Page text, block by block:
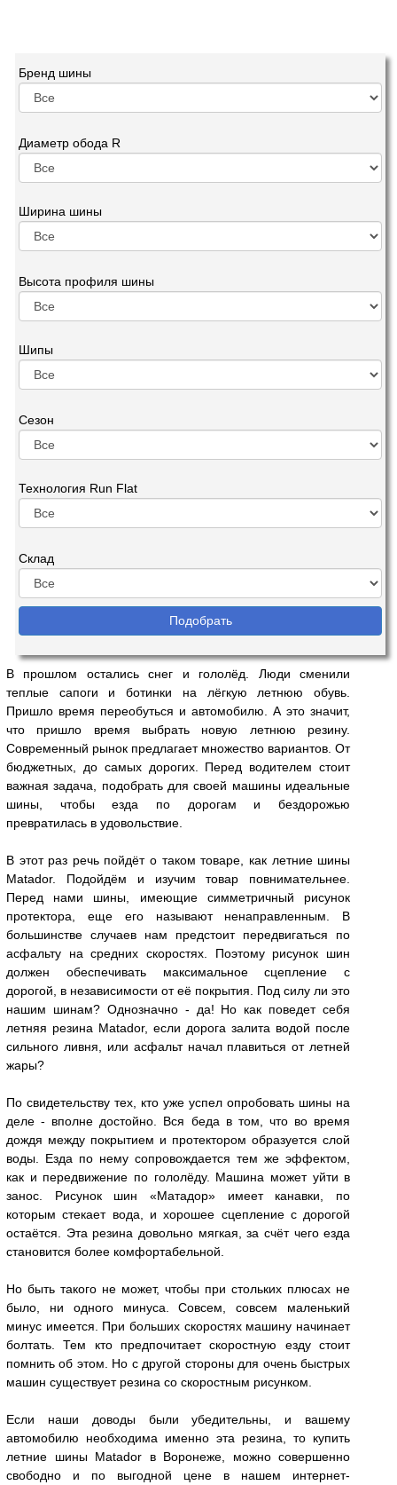
Бренд шины
Диаметр обода R
Ширина шины
Высота профиля шины
Шипы
Сезон
Технология Run Flat
Склад
В прошлом остались снег и гололёд. Люди сменили
теплые сапоги и ботинки на лёгкую летнюю обувь.
Пришло время переобуться и автомобилю. А это значит,
что пришло время выбрать новую летнюю резину.
Современный рынок предлагает множество вариантов. От
бюджетных, до самых дорогих. Перед водителем стоит
важная задача, подобрать для своей машины идеальные
шины, чтобы езда по дорогам и бездорожью
превратилась в удовольствие.
В этот раз речь пойдёт о таком товаре, как летние шины
Matador. Подойдём и изучим товар повнимательнее.
Перед нами шины, имеющие симметричный рисунок
протектора, еще его называют ненаправленным. В
большинстве случаев нам предстоит передвигаться по
асфальту на средних скоростях. Поэтому рисунок шин
должен обеспечивать максимальное сцепление с
дорогой, в независимости от её покрытия. Под силу ли это
нашим шинам? Однозначно - да! Но как поведет себя
летняя резина Matador, если дорога залита водой после
сильного ливня, или асфальт начал плавиться от летней
жары?
По свидетельству тех, кто уже успел опробовать шины на
деле - вполне достойно. Вся беда в том, что во время
дождя между покрытием и протектором образуется слой
воды. Езда по нему сопровождается тем же эффектом,
как и передвижение по гололёду. Машина может уйти в
занос. Рисунок шин «Матадор» имеет канавки, по
которым стекает вода, и хорошее сцепление с дорогой
остаётся. Эта резина довольно мягкая, за счёт чего езда
становится более комфортабельной.
Но быть такого не может, чтобы при стольких плюсах не
было, ни одного минуса. Совсем, совсем маленький
минус имеется. При больших скоростях машину начинает
болтать. Тем кто предпочитает скоростную езду стоит
помнить об этом. Но с другой стороны для очень быстрых
машин существует резина со скоростным рисунком.
Если наши доводы были убедительны, и вашему
автомобилю необходима именно эта резина, то купить
летние шины Matador в Воронеже, можно совершенно
свободно и по выгодной цене в нашем интернет-